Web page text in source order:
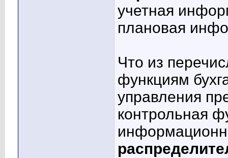
учетная
плановая
Что из
функциям
управления
контрольная